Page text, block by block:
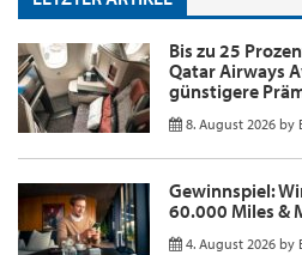
Bis zu 25
Qatar Airways
günstigere
8. August 2026 by
Gewinnspiel:
60.000 Miles &
4. August 2026 by